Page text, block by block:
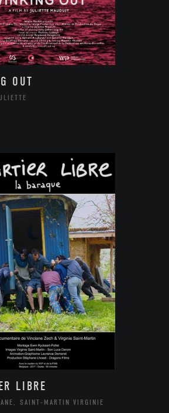
OUT
LIBRE
SAINT-MARTIN VIRGINIE